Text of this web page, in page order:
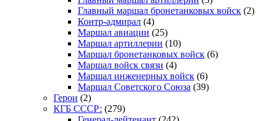
Главный маршал бронетанковых войск (2)
Контр-адмирал (4)
Маршал авиации (25)
Маршал артиллерии (10)
Маршал бронетанковых войск (6)
Маршал войск связи (4)
Маршал инженерных войск (6)
Маршал Советского Союза (39)
Герои (2)
КГБ СССР: (279)